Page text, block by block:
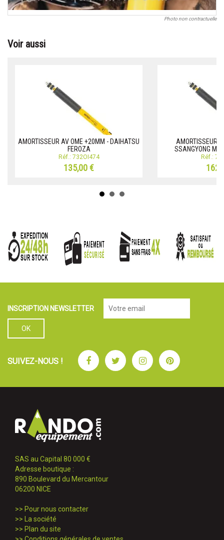
Photo non contractuelle
Voir aussi
AMORTISSEUR AV OME +20MM - DAIHATSU
FEROZA
Réf.: 732OI474
135,00 €
AMORTISSEUR
SSANGYONG
Réf.:
INSCRIPTION NEWSLETTER
SUIVEZ-NOUS ! FacebookTwitterInstagramPinterest
SAS au Capital 80 000 €
Adresse boutique :
890 Boulevard du Mercantour
06200 NICE
>> Pour nous contacter
>>
La société
>> Plan du site